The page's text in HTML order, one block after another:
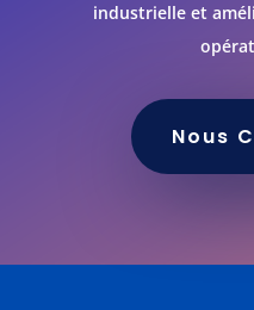
industrielle et
Nous